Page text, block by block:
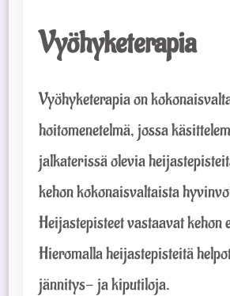
Vyöhyketerapia
Vyöhyketerapia on
hoitomenetelmä, jossa
jalkaterissä olevia
kehon kokonaisvaltaista
Heijastepisteet vastaavat kehon
Hieromalla heijastepisteitä
jännitys- ja kiputiloja.